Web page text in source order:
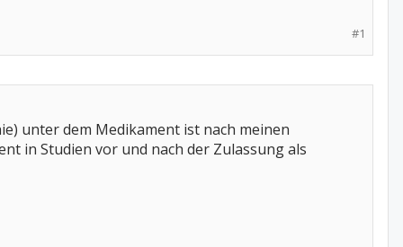
#1
unter dem Medikament ist nach meinen
in Studien vor und nach der Zulassung als